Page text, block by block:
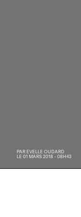
PAR EVELLE OUDARD
LE 01 MARS 2018 - 08H43